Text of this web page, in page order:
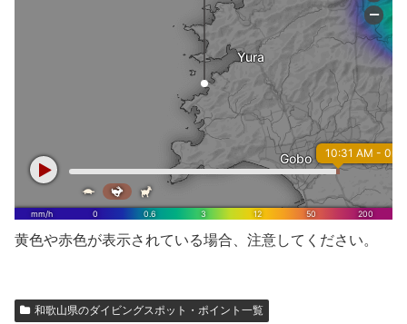
黄色や赤色が表示されている場合、注意してください。
和歌山県のダイビングスポット・ポイント一覧